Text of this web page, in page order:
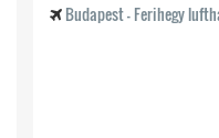
Budapest - Ferihegy